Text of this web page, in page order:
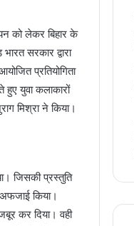
को लेकर बिहार के
सरकार द्वारा
प्रतियोगिता
युवा कलाकारों
मिश्रा ने किया।
जिसकी प्रस्तुति
किया।
कर दिया। वही